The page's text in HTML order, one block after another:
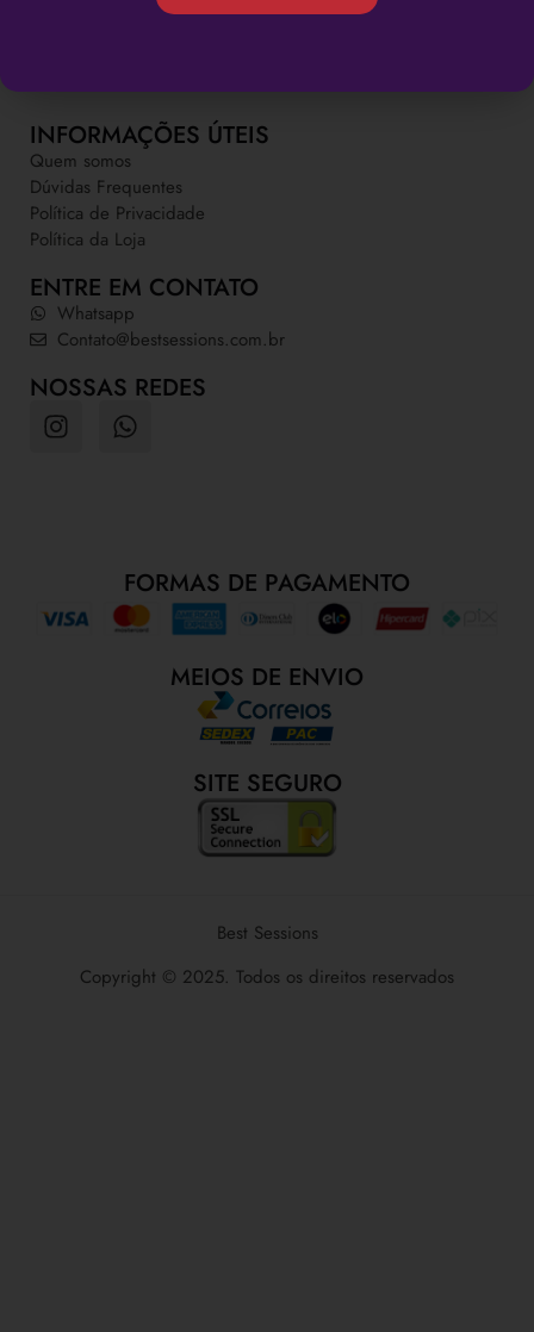
INFORMAÇÕES ÚTEIS
Quem somos
Dúvidas Frequentes
Política de Privacidade
Política da Loja
ENTRE EM CONTATO
Whatsapp
Contato@bestsessions.com.br
NOSSAS REDES
FORMAS DE PAGAMENTO
MEIOS DE ENVIO
SITE SEGURO
Best Sessions
Copyright © 2025. Todos os direitos reservados